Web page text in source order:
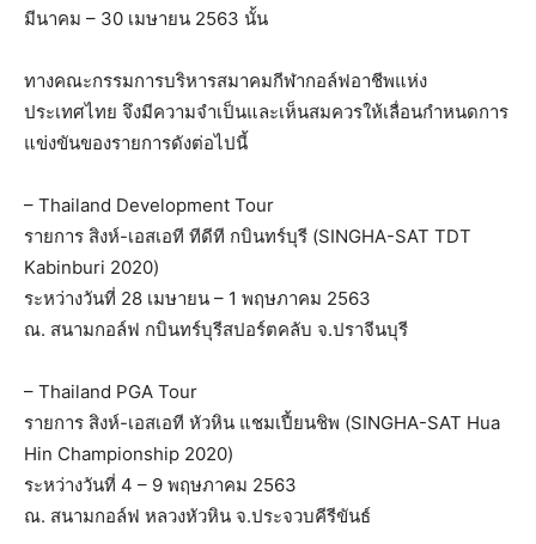
มีนาคม – 30 เมษายน 2563 นั้น
ทางคณะกรรมการบริหารสมาคมกีฬากอล์ฟอาชีพแห่ง
ประเทศไทย จึงมีความจำเป็นและเห็นสมควรให้เลื่อนกำหนดการ
แข่งขันของรายการดังต่อไปนี้
– Thailand Development Tour
รายการ สิงห์-เอสเอที ทีดีที กบินทร์บุรี (SINGHA-SAT TDT
Kabinburi 2020)
ระหว่างวันที่ 28 เมษายน – 1 พฤษภาคม 2563
ณ. สนามกอล์ฟ กบินทร์บุรีสปอร์ตคลับ จ.ปราจีนบุรี
– Thailand PGA Tour
รายการ สิงห์-เอสเอที หัวหิน แชมเปี้ยนชิพ (SINGHA-SAT Hua
Hin Championship 2020)
ระหว่างวันที่ 4 – 9 พฤษภาคม 2563
ณ. สนามกอล์ฟ หลวงหัวหิน จ.ประจวบคีรีขันธ์